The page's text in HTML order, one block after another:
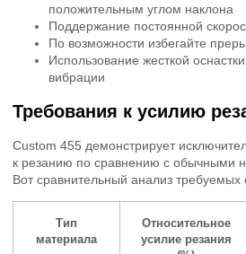
положительным углом наклона
Поддержание постоянной
По возможности избегайте
Использование жесткой
вибрации
Требования к усилию
Custom 455 демонстрирует
к резанию по сравнению с обычными
Вот сравнительный анализ требуемых
Тип
материала
Относительное
усилие резания